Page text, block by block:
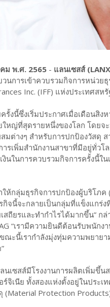
ม พ.ศ. 2565 - แลนเซสส์
นการเข้าควบรวมกิจการหน่ว
Inc. (IFF) แห่งประเทศสหรั
งนี้ซึ่งเริ่มประกาศเมื่อเดือนสิ
ใหญ่ที่สุดรายหนึ่งของโลก โด
ต่างๆ สำหรับการปกป้องวัสดุ ส
รเพิ่มสำนักงานสาขาที่มีอยู่ทั่วโ
งินในการควบรวมกิจการครั้งนี้
ให้กลุ่มธุรกิจการปกป้องผู้บริโภ
จนี้จะกลายเป็นกลุ่มที่แข็งแกร่
สถียรและทำกำไรได้มากขึ้น” ก
AG “เรามีความยินดีต้อนรับพนั
ณะนี้เรากำลังมุ่งทุ่มความพยาย
เซสส์มีโรงงานการผลิตเพิ่มขึ้น
จิเนีย ทั้งสองแห่งตั้งอยู่ในประ
Protection